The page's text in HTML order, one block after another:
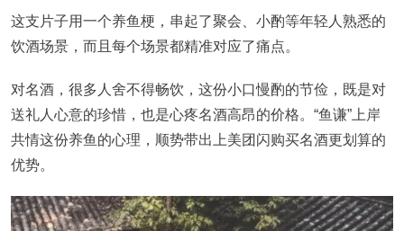
这支片子用一个养鱼梗，串起了聚会、小酌等年轻人熟悉的
饮酒场景，而且每个场景都精准对应了痛点。
对名酒，很多人舍不得畅饮，这份小口慢酌的节俭，既是对
送礼人心意的珍惜，也是心疼名酒高昂的价格。“鱼谦”上岸
共情这份养鱼的心理，顺势带出上美团闪购买名酒更划算的
优势。